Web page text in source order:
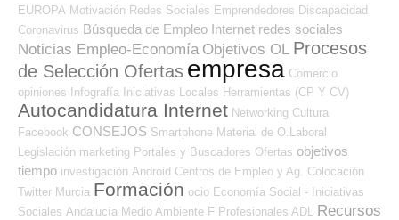
EUROPA Motivación Redes Sociales Emprendedores Discapacidad
Coronavirus Búsqueda de Empleo Internet redes sociales
Noticias Empleo-Economía Objetivos OL Procesos
de Selección Ofertas empresa Comercio
opiniones Infografía Iniciativas Locales Herramientas (CP Y CV)
Autocandidatura Internet Networking Cultura
Facebook CONSEJOS Smartphone Material de O.Laboral
Legislación marketing Portales y Buscadores Ofertas objetivos
tiempo investigación Android Centros de Empleo y Ag. Colocación
Twitter Murcia Formación ocio Economía Social - Iniciativas
Sociales Andalucía Medio Ambiente F Profesionales ADL
Recursos